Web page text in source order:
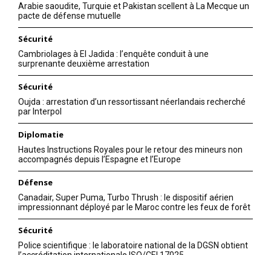
Arabie saoudite, Turquie et Pakistan scellent à La Mecque un
pacte de défense mutuelle
Sécurité
Cambriolages à El Jadida : l’enquête conduit à une
surprenante deuxième arrestation
Sécurité
Oujda : arrestation d’un ressortissant néerlandais recherché
par Interpol
Diplomatie
Hautes Instructions Royales pour le retour des mineurs non
accompagnés depuis l’Espagne et l’Europe
Défense
Canadair, Super Puma, Turbo Thrush : le dispositif aérien
impressionnant déployé par le Maroc contre les feux de forêt
Sécurité
Police scientifique : le laboratoire national de la DGSN obtient